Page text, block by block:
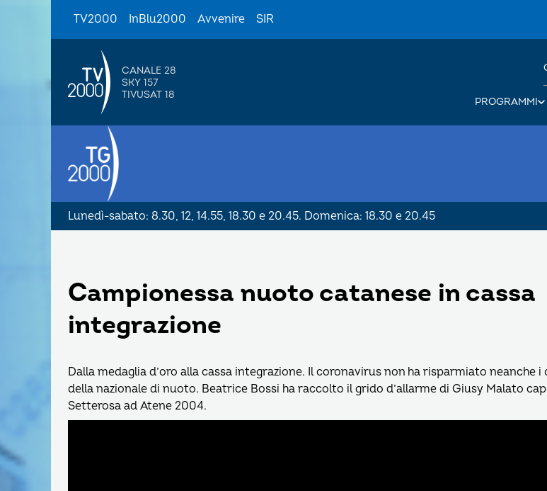
TV2000 InBlu2000 Avvenire SIR
CANALE 28
SKY 157
TIVUSAT 18
PROGRAMMI
Lunedì-sabato: 8.30, 12, 14.55, 18.30 e 20.45. Domenica: 18.30 e 20.45
Campionessa nuoto catanese in cassa
integrazione
Dalla medaglia d’oro alla cassa integrazione. Il coronavirus non ha risparmiato neanche i
della nazionale di nuoto. Beatrice Bossi ha raccolto il grido d’allarme di Giusy Malato
Setterosa ad Atene 2004.